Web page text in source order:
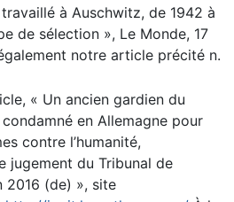
de 1942 à
notre article précité n.
« Un ancien gardien du
en Allemagne pour
contre l’humanité,
jugement du Tribunal de
(de) », site